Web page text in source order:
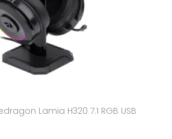
Lamia H320 7.1 RGB USB